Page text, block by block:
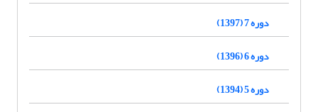
دوره 7 (1397)
دوره 6 (1396)
دوره 5 (1394)